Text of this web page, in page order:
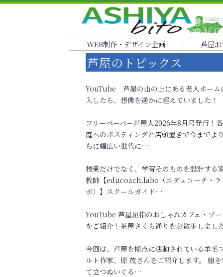
WEB制作・デザイン企画 芦屋
芦屋のトピックス
YouTube 芦屋の山の上にある老人ホーム
入したら、想像を遥かに超えていました！
フリーペーパー芦屋人2026年8月号発行！
庭へのポスティングと店頭置きで今までよ
らに幅広い世代に…
授業だけでなく、学習そのものを設計する
教師【educoach.labo（エデュコーチ・ラ
ボ）】スクールガイド…
YouTube 芦屋屈指のおしゃれカフェ・ゾ
をご紹介！茶屋さくら通りをお散歩しまし
今回は、芦屋を拠点に活動されている羊毛
ルト作家、原 茂さんをご紹介します。 服を
て立つぬいぐる…